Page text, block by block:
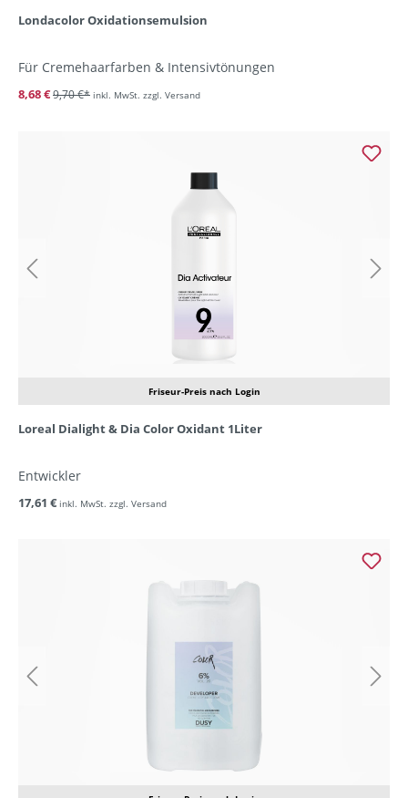
Londacolor Oxidationsemulsion
Für Cremehaarfarben & Intensivtönungen
8,68 €9,70 €* inkl. MwSt. zzgl. Versand
Friseur-Preis nach Login
Loreal Dialight & Dia Color Oxidant 1Liter
Entwickler
17,61 € inkl. MwSt. zzgl. Versand